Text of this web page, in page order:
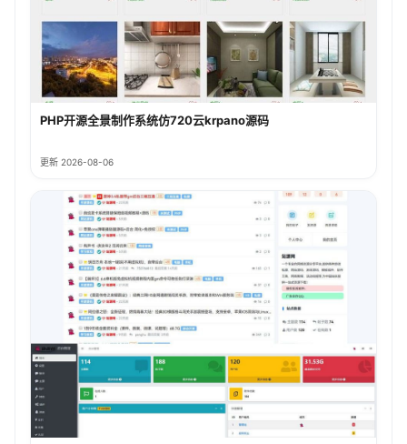
PHP开源全景制作系统仿720云krpano源码
更新 2026-08-06